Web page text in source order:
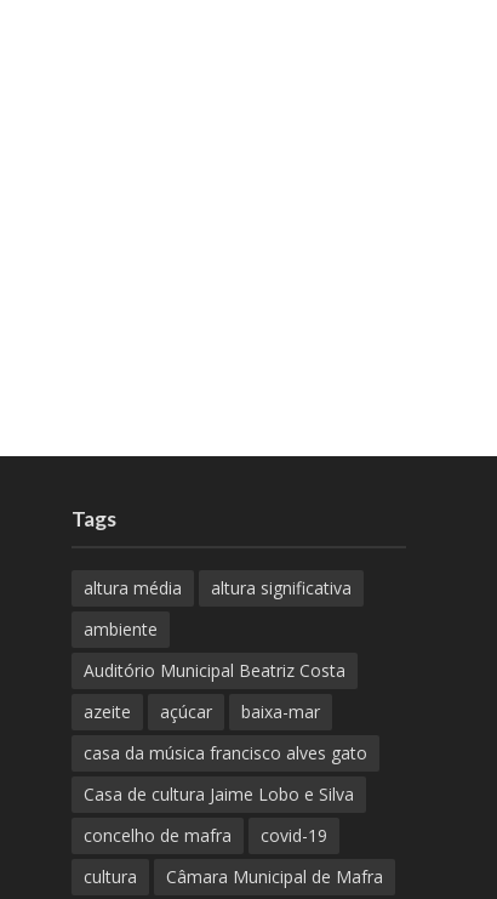
Tags
altura média
altura significativa
ambiente
Auditório Municipal Beatriz Costa
azeite
açúcar
baixa-mar
casa da música francisco alves gato
Casa de cultura Jaime Lobo e Silva
concelho de mafra
covid-19
cultura
Câmara Municipal de Mafra